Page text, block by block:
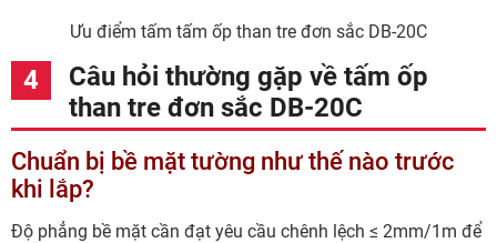
Ưu điểm tấm tấm ốp than tre đơn sắc DB-20C
Câu hỏi thường gặp về tấm ốp
than tre đơn sắc DB-20C
Chuẩn bị bề mặt tường như thế nào trước
khi lắp?
Độ phẳng bề mặt cần đạt yêu cầu chênh lệch ≤ 2mm/1m để